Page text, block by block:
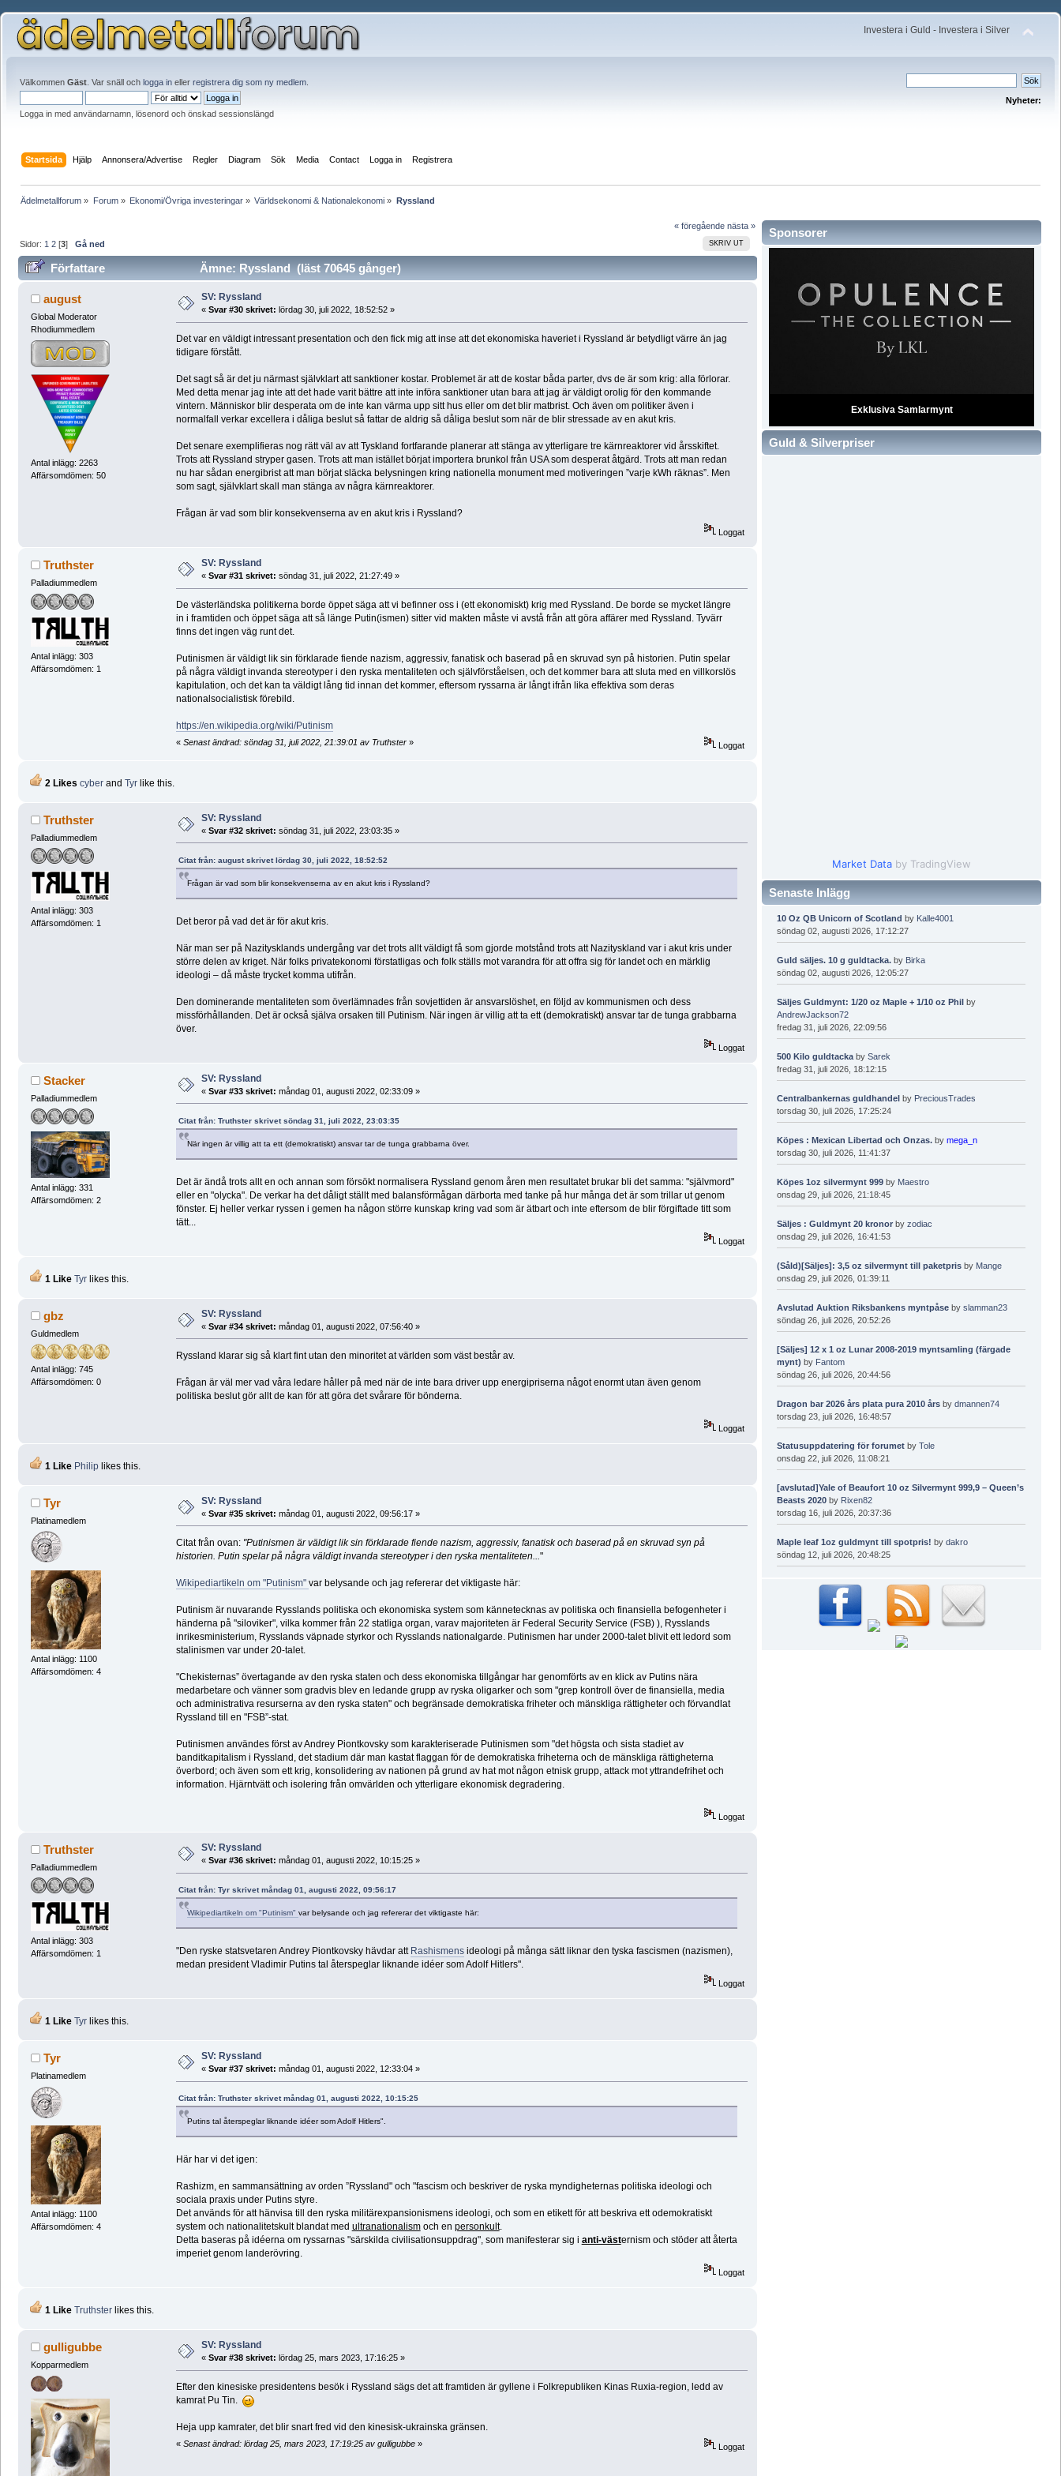
Investera i Guld - Investera i Silver
Välkommen Gäst . Var snäll och logga in eller registrera dig som ny medlem
Logga in med användarnamn, lösenord och önskad sessionslängd
Nyheter:
Startsida Hjälp Annonsera/Advertise Regler Diagram Sök Media Contact Logga in Registrera
Ädelmetallforum » Forum» Ekonomi/Övriga investeringar» Världsekonomi & Nationalekonomi » Ryssland
« föregående nästa »
SKRIV UT
Sidor: 1 2 [3]Gå ned
Författare Ämne: Ryssland (läst 70645 gånger)
august
Global Moderator
Rhodiummedlem
Antal inlägg: 2263
Affärsomdömen: 50
SV: Ryssland
« Svar #30 skrivet: lördag 30, juli 2022, 18:52:52 »
Det var en väldigt intressant presentation och den fick mig att inse att det ekonomiska haveriet i Ryssland är betydligt värre än jag
tidigare förstått.
Det sagt så är det ju närmast självklart att sanktioner kostar. Problemet är att de kostar båda parter, dvs de är som krig: alla förlorar.
Med detta menar jag inte att det hade varit bättre att inte införa sanktioner utan bara att jag är väldigt orolig för den kommande
vintern. Människor blir desperata om de inte kan värma upp sitt hus eller om det blir matbrist. Och även om politiker även i
normalfall verkar excellera i dåliga beslut så fattar de aldrig så dåliga beslut som när de blir stressade av en akut kris.
Det senare exemplifieras nog rätt väl av att Tyskland fortfarande planerar att stänga av ytterligare tre kärnreaktorer vid årsskiftet.
Trots att Ryssland stryper gasen. Trots att man istället börjat importera brunkol från USA som desperat åtgärd. Trots att man redan
nu har sådan energibrist att man börjat släcka belysningen kring nationella monument med motiveringen ”varje kWh räknas”. Men
som sagt, självklart skall man stänga av några kärnreaktorer.
Frågan är vad som blir konsekvenserna av en akut kris i Ryssland?
Loggat
Truthster
Palladiummedlem
Antal inlägg: 303
Affärsomdömen: 1
SV: Ryssland
« Svar #31 skrivet: söndag 31, juli 2022, 21:27:49 »
De västerländska politikerna borde öppet säga att vi befinner oss i (ett ekonomiskt) krig med Ryssland. De borde se mycket längre
in i framtiden och öppet säga att så länge Putin(ismen) sitter vid makten måste vi avstå från att göra affärer med Ryssland. Tyvärr
finns det ingen väg runt det.
Putinismen är väldigt lik sin förklarade fiende nazism, aggressiv, fanatisk och baserad på en skruvad syn på historien. Putin spelar
på några väldigt invanda stereotyper i den ryska mentaliteten och självförståelsen, och det kommer bara att sluta med en villkorslös
kapitulation, och det kan ta väldigt lång tid innan det kommer, eftersom ryssarna är långt ifrån lika effektiva som deras
nationalsocialistisk förebild.
https://en.wikipedia.org/wiki/Putinism
« Senast ändrad: söndag 31, juli 2022, 21:39:01 av Truthster» Loggat
2 Likes cyberand Tyrlike this.
Truthster
Palladiummedlem
Antal inlägg: 303
Affärsomdömen: 1
SV: Ryssland
« Svar #32 skrivet: söndag 31, juli 2022, 23:03:35 »
Citat från: august skrivet lördag 30, juli 2022, 18:52:52
Frågan är vad som blir konsekvenserna av en akut kris i Ryssland?
Det beror på vad det är för akut kris.
När man ser på Nazitysklands undergång var det trots allt väldigt få som gjorde motstånd trots att Nazityskland var i akut kris under
större delen av kriget. När folks privatekonomi förstatligas och folk ställs mot varandra för att offra sig för landet och en märklig
ideologi – då måste trycket komma utifrån.
Den dominerande mentaliteten som överlämnades från sovjettiden är ansvarslöshet, en följd av kommunismen och dess
missförhållanden. Det är också själva orsaken till Putinism. När ingen är villig att ta ett (demokratiskt) ansvar tar de tunga grabbarna
över.
Loggat
Stacker
Palladiummedlem
Antal inlägg: 331
Affärsomdömen: 2
SV: Ryssland
« Svar #33 skrivet: måndag 01, augusti 2022, 02:33:09 »
Citat från: Truthster skrivet söndag 31, juli 2022, 23:03:35
När ingen är villig att ta ett (demokratiskt) ansvar tar de tunga grabbarna över.
Det är ändå trots allt en och annan som försökt normalisera Ryssland genom åren men resultatet brukar bli det samma: "självmord"
eller en "olycka". De verkar ha det dåligt ställt med balansförmågan därborta med tanke på hur många det är som trillar ut genom
fönster. Ej heller verkar ryssen i gemen ha någon större kunskap kring vad som är ätbart och inte eftersom de blir förgiftade titt som
tätt...
Loggat
1 Like Tyrlikes this.
gbz
Guldmedlem
Antal inlägg: 745
Affärsomdömen: 0
SV: Ryssland
« Svar #34 skrivet: måndag 01, augusti 2022, 07:56:40 »
Ryssland klarar sig så klart fint utan den minoritet at världen som väst består av.
Frågan är väl mer vad våra ledare håller på med när de inte bara driver upp energipriserna något enormt utan även genom
politiska beslut gör allt de kan för att göra det svårare för bönderna.
Loggat
1 Like Philiplikes this.
Tyr
Platinamedlem
Antal inlägg: 1100
Affärsomdömen: 4
SV: Ryssland
« Svar #35 skrivet: måndag 01, augusti 2022, 09:56:17 »
Citat från ovan: "Putinismen är väldigt lik sin förklarade fiende nazism, aggressiv, fanatisk och baserad på en skruvad syn på
historien. Putin spelar på några väldigt invanda stereotyper i den ryska mentaliteten..."
Wikipediartikeln om "Putinism" var belysande och jag refererar det viktigaste här:
Putinism är nuvarande Rysslands politiska och ekonomiska system som kännetecknas av politiska och finansiella befogenheter i
händerna på "siloviker", vilka kommer från 22 statliga organ, varav majoriteten är Federal Security Service (FSB) ), Rysslands
inrikesministerium, Rysslands väpnade styrkor och Rysslands nationalgarde. Putinismen har under 2000-talet blivit ett ledord som
stalinismen var under 20-talet.
"Chekisternas” övertagande av den ryska staten och dess ekonomiska tillgångar har genomförts av en klick av Putins nära
medarbetare och vänner som gradvis blev en ledande grupp av ryska oligarker och som "grep kontroll över de finansiella, media
och administrativa resurserna av den ryska staten" och begränsade demokratiska friheter och mänskliga rättigheter och förvandlat
Ryssland till en "FSB”-stat.
Putinismen användes först av Andrey Piontkovsky som karakteriserade Putinismen som "det högsta och sista stadiet av
banditkapitalism i Ryssland, det stadium där man kastat flaggan för de demokratiska friheterna och de mänskliga rättigheterna
överbord; och även som ett krig, konsolidering av nationen på grund av hat mot någon etnisk grupp, attack mot yttrandefrihet och
information. Hjärntvätt och isolering från omvärlden och ytterligare ekonomisk degradering.
Loggat
Truthster
Palladiummedlem
Antal inlägg: 303
Affärsomdömen: 1
SV: Ryssland
« Svar #36 skrivet: måndag 01, augusti 2022, 10:15:25 »
Citat från: Tyr skrivet måndag 01, augusti 2022, 09:56:17
Wikipediartikeln om "Putinism" var belysande och jag refererar det viktigaste här:
"Den ryske statsvetaren Andrey Piontkovsky hävdar att Rashismensideologi på många sätt liknar den tyska fascismen (nazismen),
medan president Vladimir Putins tal återspeglar liknande idéer som Adolf Hitlers".
Loggat
1 Like Tyrlikes this.
Tyr
Platinamedlem
Antal inlägg: 1100
Affärsomdömen: 4
SV: Ryssland
« Svar #37 skrivet: måndag 01, augusti 2022, 12:33:04 »
Citat från: Truthster skrivet måndag 01, augusti 2022, 10:15:25
Putins tal återspeglar liknande idéer som Adolf Hitlers".
Här har vi det igen:
Rashizm, en sammansättning av orden ”Ryssland" och "fascism och beskriver de ryska myndigheternas politiska ideologi och
sociala praxis under Putins styre.
Det används för att hänvisa till den ryska militärexpansionismens ideologi, och som en etikett för att beskriva ett odemokratiskt
system och nationalitetskult blandat med ultranationalismoch en personkult.
Detta baseras på idéerna om ryssarnas "särskilda civilisationsuppdrag", som manifesterar sig i anti-västernism och stöder att återta
imperiet genom landerövring.
Loggat
1 Like Truthsterlikes this.
gulligubbe
Kopparmedlem
SV: Ryssland
« Svar #38 skrivet: lördag 25, mars 2023, 17:16:25 »
Efter den kinesiske presidentens besök i Ryssland sägs det att framtiden är gyllene i Folkrepubliken Kinas Ruxia-region, ledd av
kamrat Pu Tin.
Heja upp kamrater, det blir snart fred vid den kinesisk-ukrainska gränsen.
« Senast ändrad: lördag 25, mars 2023, 17:19:25 av gulligubbe» Loggat
Sponsorer
Exklusiva Samlarmynt
Guld & Silverpriser
Market Data by TradingView
Senaste Inlägg
10 Oz QB Unicorn of Scotland by Kalle4001
söndag 02, augusti 2026, 17:12:27
Guld säljes. 10 g guldtacka. by Birka
söndag 02, augusti 2026, 12:05:27
Säljes Guldmynt: 1/20 oz Maple + 1/10 oz Phil by
AndrewJackson72
fredag 31, juli 2026, 22:09:56
500 Kilo guldtacka bySarek
fredag 31, juli 2026, 18:12:15
Centralbankernas guldhandel by PreciousTrades
torsdag 30, juli 2026, 17:25:24
Köpes : Mexican Libertad och Onzas. bymega_n
torsdag 30, juli 2026, 11:41:37
Köpes 1oz silvermynt 999 by Maestro
onsdag 29, juli 2026, 21:18:45
Säljes : Guldmynt 20 kronorbyzodiac
onsdag 29, juli 2026, 16:41:53
(Såld)[Säljes]: 3,5 oz silvermynt till paketpris by Mange
onsdag 29, juli 2026, 01:39:11
Avslutad Auktion Riksbankens myntpåse byslamman23
söndag 26, juli 2026, 20:52:26
[Säljes] 12 x 1 oz Lunar 2008-2019 myntsamling (färgade
mynt) by Fantom
söndag 26, juli 2026, 20:44:56
Dragon bar 2026 års plata pura 2010 års bydmannen74
torsdag 23, juli 2026, 16:48:57
Statusuppdatering för forumet byTole
onsdag 22, juli 2026, 11:08:21
[avslutad]Yale of Beaufort 10 oz Silvermynt 999,9 – Queen’s
Beasts 2020 by Rixen82
torsdag 16, juli 2026, 20:37:36
Maple leaf 1oz guldmynt till spotpris! bydakro
söndag 12, juli 2026, 20:48:25